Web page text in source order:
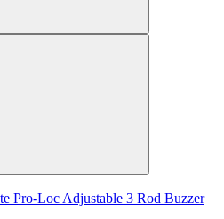
Pro-Loc Adjustable 3 Rod Buzzer